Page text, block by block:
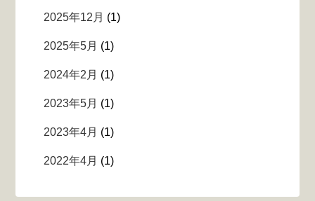
2025年12月 (1)
2025年5月 (1)
2024年2月 (1)
2023年5月 (1)
2023年4月 (1)
2022年4月 (1)